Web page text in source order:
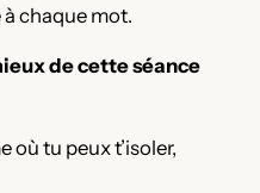
à chaque mot.
de cette séance
où tu peux t’isoler,